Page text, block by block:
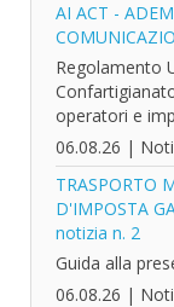
AI ACT -
Regolamento
operatori e
06.08.26 |
TRASPORTO
D'IMPOSTA
notizia n. 2
Guida alla
06.08.26 |